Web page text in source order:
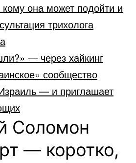
трихолога
— через хайкинг
сообщество
— и приглашает
Соломон
— коротко,